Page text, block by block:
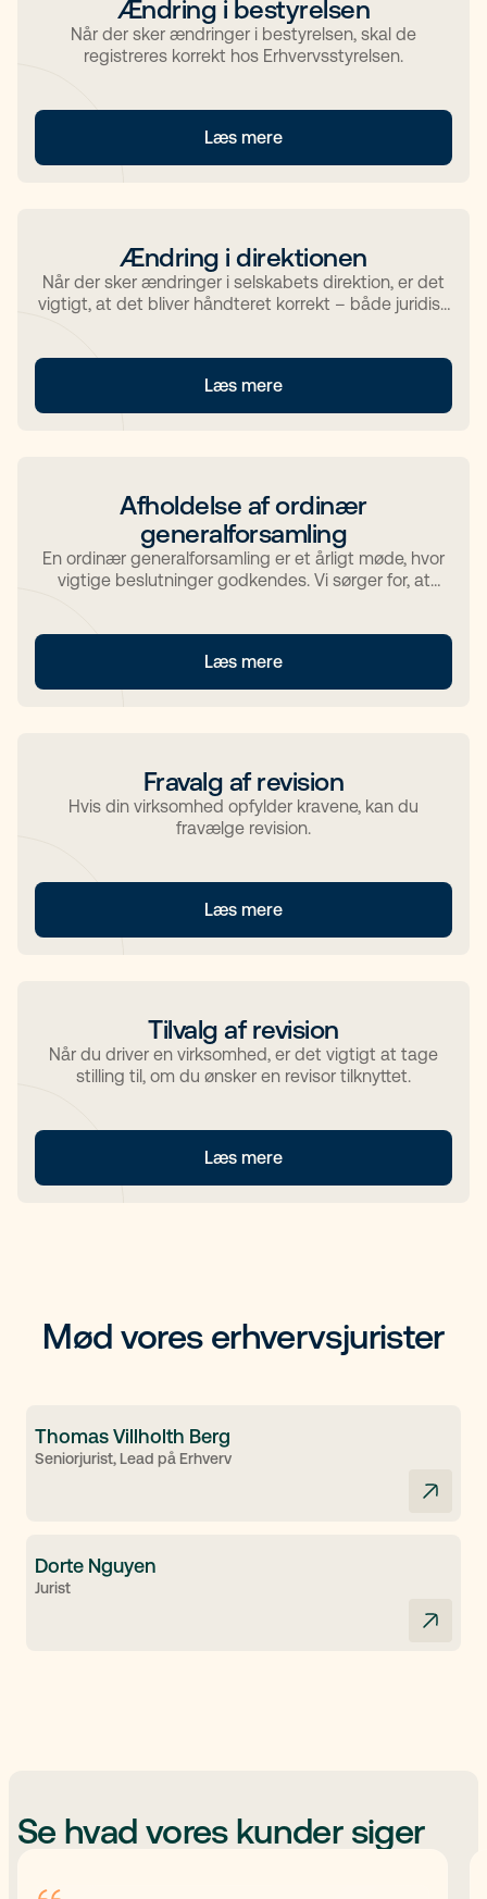
Ændring i bestyrelsen
Når der sker ændringer i bestyrelsen, skal de
registreres korrekt hos Erhvervsstyrelsen.
Læs mere
Ændring i direktionen
Når der sker ændringer i selskabets direktion, er det
vigtigt, at det bliver håndteret korrekt – både juridisk
Læs mere
Afholdelse af ordinær
generalforsamling
En ordinær generalforsamling er et årligt møde, hvor
vigtige beslutninger godkendes. Vi sørger for, at
Læs mere
Fravalg af revision
Hvis din virksomhed opfylder kravene, kan du
fravælge revision.
Læs mere
Tilvalg af revision
Når du driver en virksomhed, er det vigtigt at tage
stilling til, om du ønsker en revisor tilknyttet.
Læs mere
Mød vores erhvervsjurister
Thomas Villholth Berg
Seniorjurist, Lead på Erhverv
Dorte Nguyen
Jurist
Se hvad vores kunder siger